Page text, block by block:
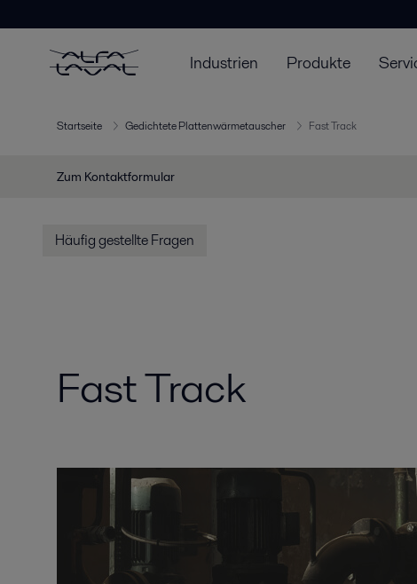
Industrien Produkte
Startseite Gedichtete Plattenwärmetauscher Fast Track
Zum Kontaktformular
Häufig gestellte Fragen
Fast Track